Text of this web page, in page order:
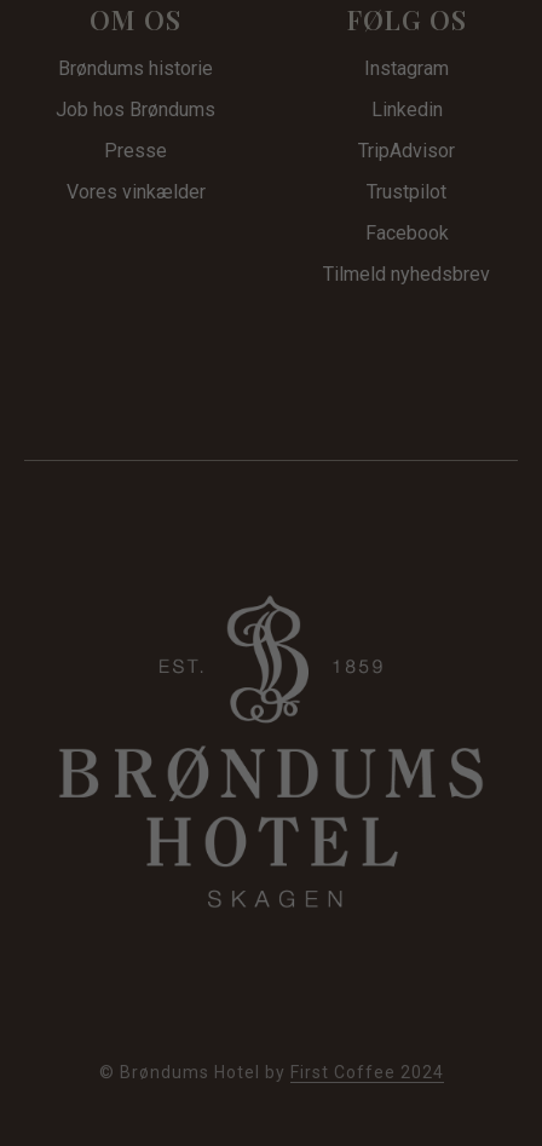
OM OS
Brøndums historie
Job hos Brøndums
Presse
Vores vinkælder
FØLG OS
Instagram
Linkedin
TripAdvisor
Trustpilot
Facebook
Tilmeld nyhedsbrev
© Brøndums Hotel by First Coffee 2024